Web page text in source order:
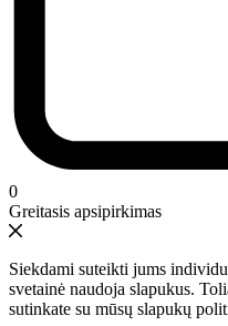
0
Greitasis apsipirkimas
Siekdami suteikti jums
svetainė naudoja slapukus.
sutinkate su mūsų slapukų